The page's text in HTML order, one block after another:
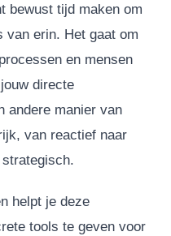
bewust tijd maken om
van erin. Het gaat om
en mensen
directe
andere manier van
van reactief naar
helpt je deze
tools te geven voor